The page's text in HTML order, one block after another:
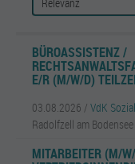
BÜROASSISTENZ /
E/R (M/W/D)
03.08.2026 / VdK
Radolfzell am Bodensee
MITARBEITER (M/